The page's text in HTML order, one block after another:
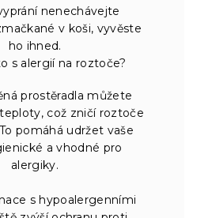
nenechávejte
v koši, vyvěste
ho ihned.
s alergií na roztoče?
prostěradla můžete
což zničí roztoče
pomáhá udržet vaše
a vhodné pro
alergiky.
s hypoalergenními